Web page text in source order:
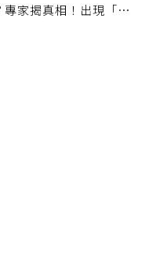
家揭真相！出現「3情